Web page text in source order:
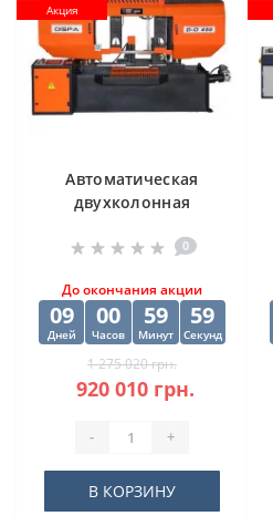
Акция
Автоматическая
двухколонная
DISPA MAKINA D-O
0
До окончания акции
09
Дней
00
Часов
59
Минут
59
Секунд
1 275 020 грн.
920 010 грн.
- +
В КОРЗИНУ